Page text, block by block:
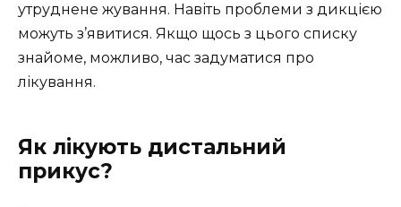
утруднене жування. Навіть проблеми з дикцією
можуть з’явитися. Якщо щось з цього списку
знайоме, можливо, час задуматися про
лікування.
Як лікують дистальний
прикус?